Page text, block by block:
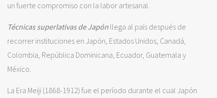
un fuerte compromiso con la labor artesanal.
Técnicas superlativas de Japón llega al país después de
recorrer instituciones en Japón, Estados Unidos, Canadá,
Colombia, República Dominicana, Ecuador, Guatemala y
México.
La Era Meiji (1868-1912) fue el período durante el cual Japón